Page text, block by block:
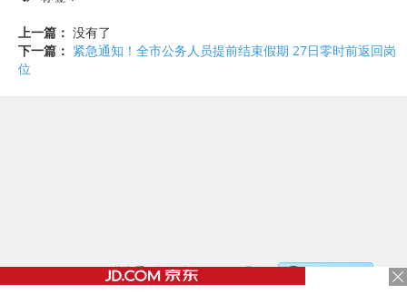
上一篇： 没有了
下一篇： 紧急通知！全市公务人员提前结束假期 27日零时前返回岗
位
©2017 - 2020 / 信息看 /粤ICP备17153186号-2，